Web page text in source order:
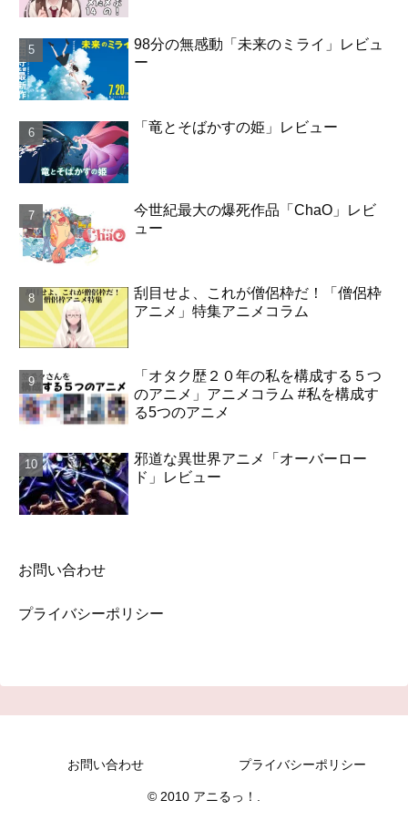
98分の無感動「未来のミライ」レビュ
ー
「竜とそばかすの姫」レビュー
今世紀最大の爆死作品「ChaO」レビ
ュー
刮目せよ、これが僧侶枠だ！「僧侶枠
アニメ」特集アニメコラム
「オタク歴２０年の私を構成する５つ
のアニメ」アニメコラム #私を構成す
る5つのアニメ
邪道な異世界アニメ「オーバーロー
ド」レビュー
お問い合わせ
プライバシーポリシー
お問い合わせ プライバシーポリシー
© 2010 アニるっ！.